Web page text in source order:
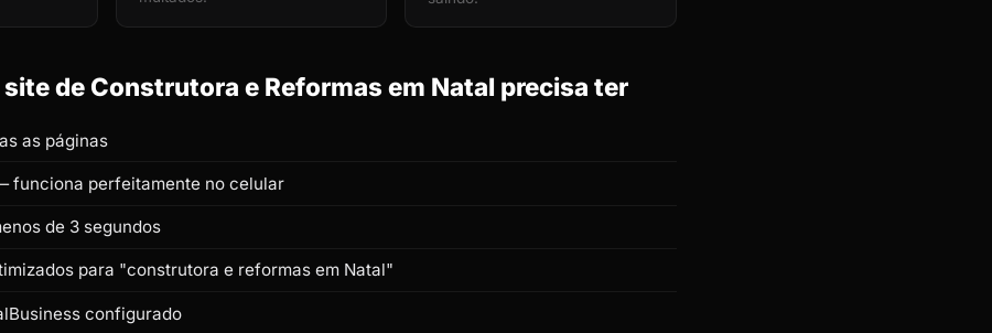
site de Construtora e Reformas em Natal precisa ter
as páginas
funciona perfeitamente no celular
de 3 segundos
para "construtora e reformas em Natal"
configurado